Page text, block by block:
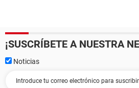
¡SUSCRÍBETE A NUESTRA
Noticias